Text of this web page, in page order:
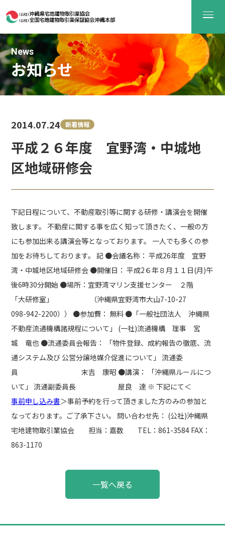
News
お知らせ
平成２６年度 宜野湾・中城地
区地域研修会
2014.07.24 新着情報
下記日程について、不動産取引等に関する研修・講演会を開催
致します。 不動産に関する事を広く知って頂きたく、一般の方
にも参加出来る講演会等となっております。 一人でも多くの参
加をお待ちしております。 記 ●会議名称： 平成26年度 宜野
湾・中城地区地域研修会 ●開催日： 平成2６年８月１１日(月)午
後6時30分開始 ●場所：宜野湾マリン支援センター ２階
「大研修室」 （沖縄県宜野湾市大山7-10-27
098-942-2200）） ●参加費： 無料 ●「一般社団法人 沖縄県
不動産流通機構諸規程について」 (一社)流通機構 理事 宮
城 竜也 ●流通委員会報告： 「物件登録、成約報告の徹底、流
通システム及び 公営分譲地媒介促進について」 流通委
員 末吉 康昭 ●講演： 「沖縄県ルールにつ
いて」 流通副委員長 屋良 達 ※ 下記にて＜
事前申し込み書＞事前予約を行って頂きました方のみの参加と
なっております。ご了承下さい。 問い合わせ先： (公社)沖縄県
宅地建物取引業協会 担当：嘉数 TEL：861-3584 FAX：
863-1170
ー
一覧へ戻る